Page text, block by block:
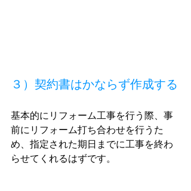
３）契約書はかならず作成する
基本的にリフォーム工事を行う際、事
前にリフォーム打ち合わせを行うた
め、指定された期日までに工事を終わ
らせてくれるはずです。